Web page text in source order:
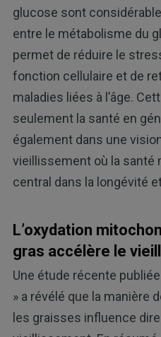
glucose sont
entre le métabolisme du
permet de réduire le
fonction cellulaire et de
maladies liées à l’âge.
seulement la santé en
également dans une
vieillissement où la santé
central dans la longévité
L’oxydation
gras accélère le
Une étude récente
» a révélé que la manière
les graisses influence